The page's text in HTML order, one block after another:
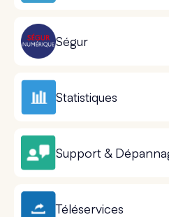
Ségur
Statistiques
Support &
Téléservices